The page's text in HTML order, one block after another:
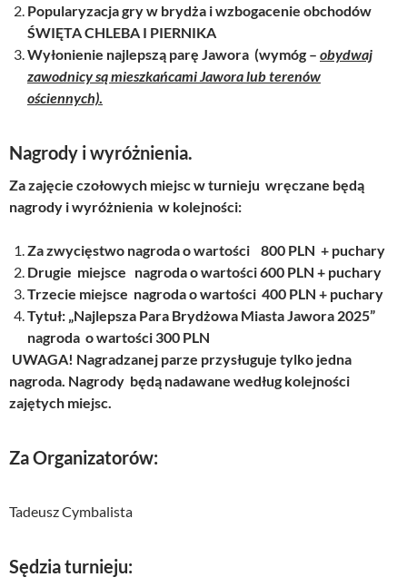
Popularyzacja gry w brydża i wzbogacenie obchodów
ŚWIĘTA CHLEBA I PIERNIKA
Wyłonienie najlepszą parę Jawora (wymóg – obydwaj
zawodnicy są mieszkańcami Jawora lub terenów
ościennych).
Nagrody i wyróżnienia.
Za zajęcie czołowych miejsc w turnieju wręczane będą
nagrody i wyróżnienia w kolejności:
Za zwycięstwo nagroda o wartości 800 PLN + puchary
Drugie miejsce nagroda o wartości 600 PLN + puchary
Trzecie miejsce nagroda o wartości 400 PLN + puchary
Tytuł: „Najlepsza Para Brydżowa Miasta Jawora 2025”
nagroda o wartości 300 PLN
UWAGA! Nagradzanej parze przysługuje tylko jedna
nagroda. Nagrody będą nadawane według kolejności
zajętych miejsc.
Za Organizatorów:
Tadeusz Cymbalista
Sędzia turnieju: